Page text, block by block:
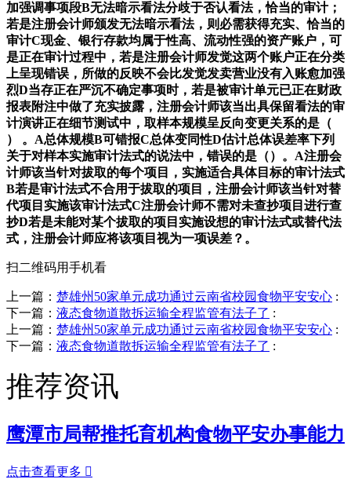
加强调事项段B无法暗示看法分歧于否认看法，恰当的审计；
若是注册会计师颁发无法暗示看法，则必需获得充实、恰当的
审计C现金、银行存款均属于性高、流动性强的资产账户，可
是正在审计过程中，若是注册会计师发觉这两个账户正在分类
上呈现错误，所做的反映不会比发觉发卖营业没有入账愈加强
烈D当存正在严沉不确定事项时，若是被审计单元已正在财政
报表附注中做了充实披露，注册会计师该当出具保留看法的审
计演讲正在细节测试中，取样本规模呈反向变更关系的是（
） 。A总体规模B可错报C总体变同性D估计总体误差率下列
关于对样本实施审计法式的说法中，错误的是（）。A注册会
计师该当针对拔取的每个项目，实施适合具体目标的审计法式
B若是审计法式不合用于拔取的项目，注册会计师该当针对替
代项目实施该审计法式C注册会计师不需对未查抄项目进行查
抄D若是未能对某个拔取的项目实施设想的审计法式或替代法
式，注册会计师应将该项目视为一项误差？。
扫二维码用手机看
上一篇： 楚雄州50家单元成功通过云南省校园食物平安安心 :
下一篇： 液态食物道散拆运输全程监管有法子了 :
上一篇： 楚雄州50家单元成功通过云南省校园食物平安安心 :
下一篇： 液态食物道散拆运输全程监管有法子了 :
推荐资讯
鹰潭市局帮推托育机构食物平安办事能力
点击查看更多 